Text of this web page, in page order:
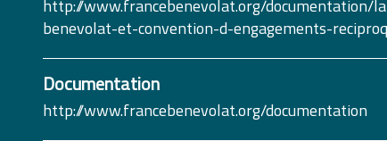
http://www.francebenevolat.org/documentation/
benevolat-et-convention-d-engagements-
Documentation
http://www.francebenevolat.org/documentation